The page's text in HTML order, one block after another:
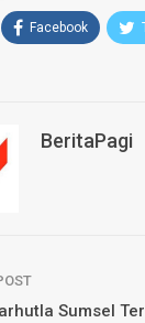
Facebook
BeritaPagi
Sumsel